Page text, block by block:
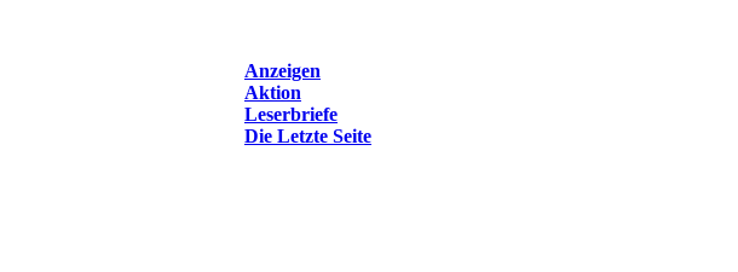
Anzeigen
Aktion
Leserbriefe
Die Letzte Seite